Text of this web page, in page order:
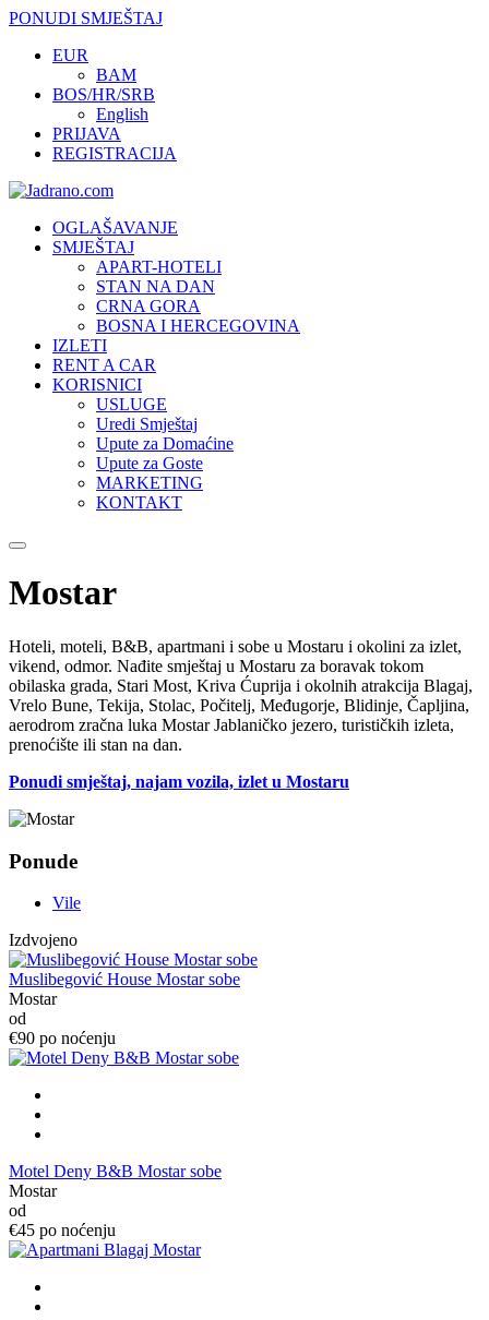
PONUDI SMJEŠTAJ
EUR
BAM
BOS/HR/SRB
English
PRIJAVA
REGISTRACIJA
OGLAŠAVANJE
SMJEŠTAJ
APART-HOTELI
STAN NA DAN
CRNA GORA
BOSNA I HERCEGOVINA
IZLETI
RENT A CAR
KORISNICI
USLUGE
Uredi Smještaj
Upute za Domaćine
Upute za Goste
MARKETING
KONTAKT
Mostar
Hoteli, moteli, B&B, apartmani i sobe u Mostaru i okolini za izlet,
vikend, odmor. Nađite smještaj u Mostaru za boravak tokom
obilaska grada, Stari Most, Kriva Ćuprija i okolnih atrakcija Blagaj,
Vrelo Bune, Tekija, Stolac, Počitelj, Međugorje, Blidinje, Čapljina,
aerodrom zračna luka Mostar Jablaničko jezero, turističkih izleta,
prenoćište ili stan na dan.
Ponudi smještaj, najam vozila, izlet u Mostaru
Ponude
Vile
Izdvojeno
Muslibegović House Mostar sobe
Mostar
od
€90 po noćenju
Motel Deny B&B Mostar sobe
Mostar
od
€45 po noćenju